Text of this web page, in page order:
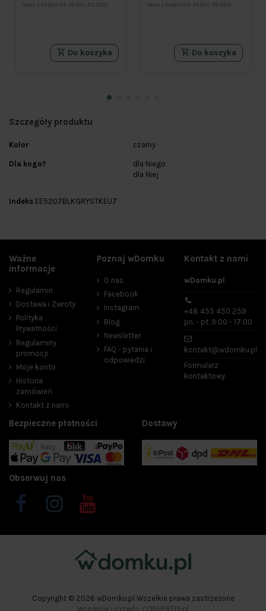
Cena z ostatnich 30 dni: 23.39zł
Do koszyka
Cena z ostatnich 30 dni: 79.99zł
Do koszyka
Szczegóły produktu
Kolor czarny
Dla kogo?
dla Niego
dla Niej
Indeks EE5207BLKGRYSTKEU7
Ważne
informacje
Regulamin
Dostawa i Zwroty
Polityka
Prywatności
Regulaminy
promocji
Moje konto
Historia
zamówień
Kontakt z nami
Poznaj wDomku
O nas
Facebook
Instagram
Blog
Newsletter
FAQ - pytania i
odpowiedzi
Kontakt z nami
wDomku.pl
+48 455 450 259
pn. - pt. 9:00 - 17:00
kontakt@wdomku.pl
Formularz
kontaktowy
Bezpieczne płatności Dostawy
Obserwuj nas
Copyright © 2026 wDomku.pl Wszelkie prawa zastrzeżone
Wsparcie i rozwój: CONVERTIS.pl